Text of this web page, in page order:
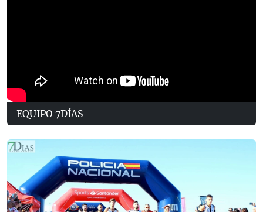
EQUIPO 7DÍAS